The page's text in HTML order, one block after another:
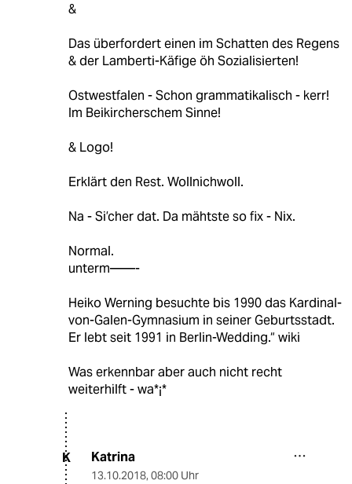
&
Das überfordert einen im Schatten des Regens
& der Lamberti-Käfige öh Sozialisierten!
Ostwestfalen - Schon grammatikalisch - kerr!
Im Beikircherschem Sinne!
& Logo!
Erklärt den Rest. Wollnichwoll.
Na - Si’cher dat. Da mähtste so fix - Nix.
Normal.
unterm——-
Heiko Werning besuchte bis 1990 das Kardinal-
von-Galen-Gymnasium in seiner Geburtsstadt.
Er lebt seit 1991 in Berlin-Wedding.“ wiki
Was erkennbar aber auch nicht recht
weiterhilft - wa*¡*
K Katrina
13.10.2018, 08:00 Uhr